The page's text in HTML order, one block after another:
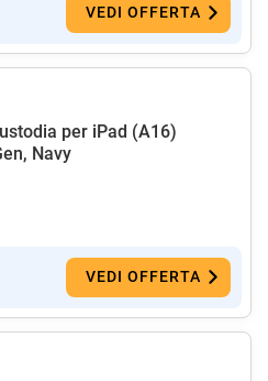
VEDI OFFERTA
per iPad (A16)
Navy
VEDI OFFERTA